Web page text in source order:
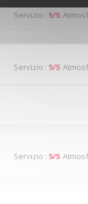
Servizio : 5/5
Servizio : 5/5
Servizio : 5/5